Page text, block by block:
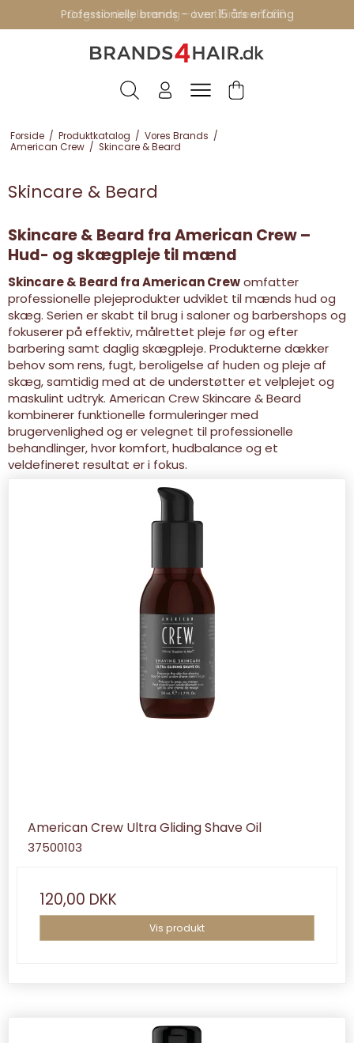
Professionelle brands - over 15 års erfaring
Forside / Produktkatalog / Vores Brands /
American Crew / Skincare & Beard
Skincare & Beard
Skincare & Beard fra American Crew –
Hud- og skægpleje til mænd
Skincare & Beard fra American Crewomfatter
professionelle plejeprodukter udviklet til mænds hud og
skæg. Serien er skabt til brug i saloner og barbershops og
fokuserer på effektiv, målrettet pleje før og efter
barbering samt daglig skægpleje. Produkterne dækker
behov som rens, fugt, beroligelse af huden og pleje af
skæg, samtidig med at de understøtter et velplejet og
maskulint udtryk. American Crew Skincare & Beard
kombinerer funktionelle formuleringer med
brugervenlighed og er velegnet til professionelle
behandlinger, hvor komfort, hudbalance og et
veldefineret resultat er i fokus.
American Crew Ultra Gliding Shave Oil
37500103
120,00 DKK
Vis produkt